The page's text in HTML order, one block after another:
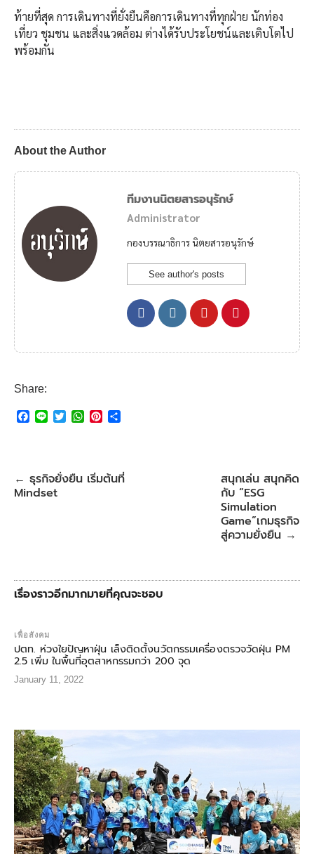
ท้ายที่สุด การเดินทางที่ยั่งยืนคือการเดินทางที่ทุกฝ่าย นักท่อง
เที่ยว ชุมชน และสิ่งแวดล้อม ต่างได้รับประโยชน์และเติบโตไป
พร้อมกัน
About the Author
ทีมงานนิตยสารอนุรักษ์
Administrator
กองบรรณาธิการ นิตยสารอนุรักษ์
See author's posts
Share:
o
o
e
W
A
r
← ธุรกิจยั่งยืน เริ่มต้นที่
Mindset
สนุกเล่น สนุกคิด
กับ “ESG
Simulation
Game”เกมธุรกิจ
สู่ความยั่งยืน →
เรื่องราวอีกมากมายที่คุณจะชอบ
เพื่อสังคม
ปตท. ห่วงใยปัญหาฝุ่น เล็งติดตั้งนวัตกรรมเครื่องตรวจวัดฝุ่น PM
2.5 เพิ่ม ในพื้นที่อุตสาหกรรมกว่า 200 จุด
January 11, 2022